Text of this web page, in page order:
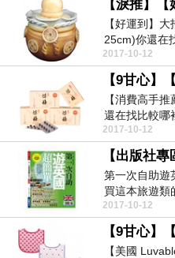
【好運到】
25cm)你還在
2017-10-12
【消費高手
還在找比較哪
精華回...
2017-10-12
第一次自助遊
買這本旅遊類
單’1...
2017-10-12
【美國